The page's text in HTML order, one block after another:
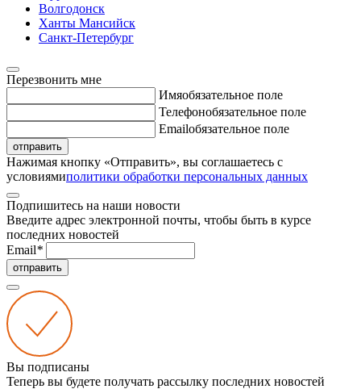
Волгодонск
Ханты Мансийск
Санкт-Петербург
Перезвонить мне
Имяобязательное поле
Телефонобязательное поле
Emailобязательное поле
отправить
Нажимая кнопку «Отправить», вы соглашаетесь с
условиямиполитики обработки персональных данных
Подпишитесь на наши новости
Введите адрес электронной почты, чтобы быть в курсе
последних новостей
Email*
отправить
Вы подписаны
Теперь вы будете получать рассылку последних новостей